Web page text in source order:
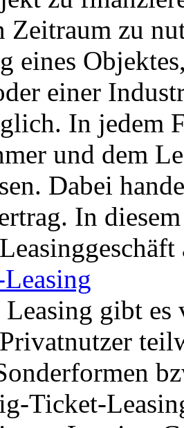
Zeitraum zu
eines
einer
In jedem
und dem
Dabei
In
gibt es
Ticket-